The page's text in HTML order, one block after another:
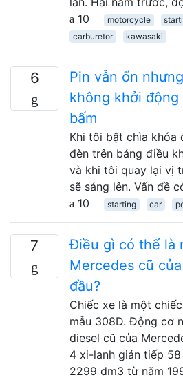
10
motorcycle
carburetor
kawasaki
6
Pin vẫn ổn
không khởi
bấm
Khi tôi bật chìa khóa
đèn trên bảng điều
và khi tôi quay lại vị
sẽ sáng lên. Vấn đề
10
starting car
7
Điều gì có thể là
Mercedes cũ
đầu?
Chiếc xe là một
mẫu 308D. Động cơ
diesel cũ của
4 xi-lanh gián tiếp
2299 dm3 từ năm